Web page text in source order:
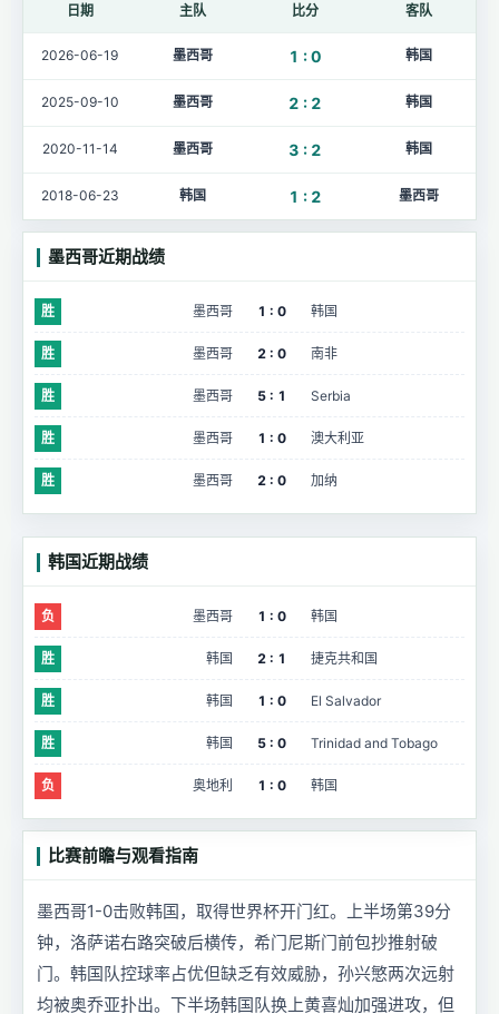
日期 主队 比分 客队
2026-06-19 墨西哥 1 : 0 韩国
2025-09-10 墨西哥 2 : 2 韩国
2020-11-14 墨西哥 3 : 2 韩国
2018-06-23 韩国 1 : 2 墨西哥
墨西哥近期战绩
胜 墨西哥 1 : 0 韩国
胜 墨西哥 2 : 0 南非
胜 墨西哥 5 : 1 Serbia
胜 墨西哥 1 : 0 澳大利亚
胜 墨西哥 2 : 0 加纳
韩国近期战绩
负 墨西哥 1 : 0 韩国
胜 韩国 2 : 1 捷克共和国
胜 韩国 1 : 0 El Salvador
胜 韩国 5 : 0 Trinidad and Tobago
负 奥地利 1 : 0 韩国
比赛前瞻与观看指南
墨西哥1-0击败韩国，取得世界杯开门红。上半场第39分
钟，洛萨诺右路突破后横传，希门尼斯门前包抄推射破
门。韩国队控球率占优但缺乏有效威胁，孙兴慜两次远射
均被奥乔亚扑出。下半场韩国队换上黄喜灿加强进攻，但